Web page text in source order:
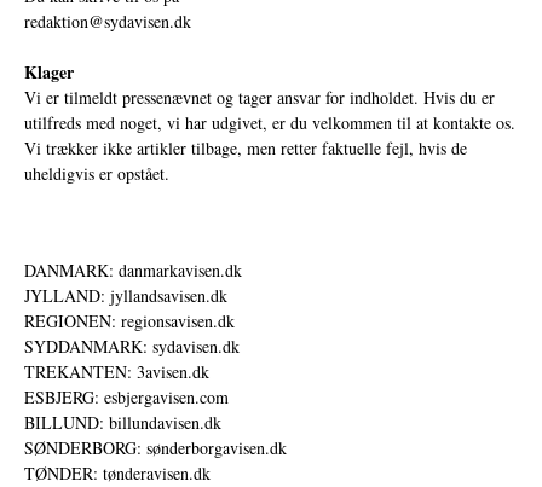
redaktion@sydavisen.dk
Klager
Vi er tilmeldt pressenævnet og tager ansvar for indholdet. Hvis du er
utilfreds med noget, vi har udgivet, er du velkommen til at kontakte os.
Vi trækker ikke artikler tilbage, men retter faktuelle fejl, hvis de
uheldigvis er opstået.
DANMARK: danmarkavisen.dk
JYLLAND: jyllandsavisen.dk
REGIONEN: regionsavisen.dk
SYDDANMARK: sydavisen.dk
TREKANTEN: 3avisen.dk
ESBJERG: esbjergavisen.com
BILLUND: billundavisen.dk
SØNDERBORG: sønderborgavisen.dk
TØNDER: tønderavisen.dk